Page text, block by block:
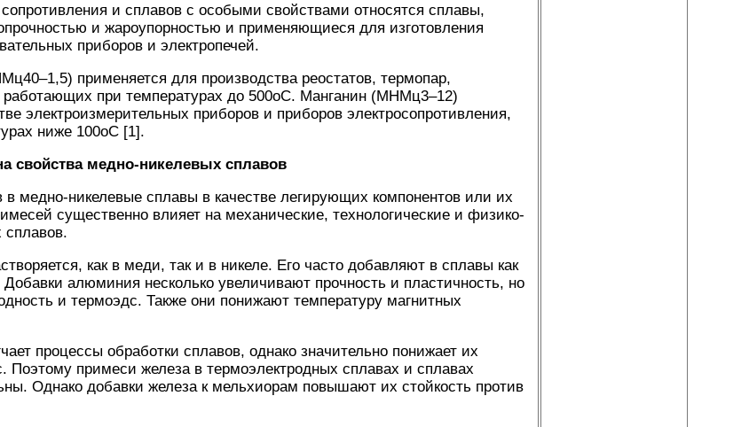
сопротивления и сплавов с особыми свойствами относятся сплавы,
и жароупорностью и применяющиеся для изготовления
приборов и электропечей.
применяется для производства реостатов, термопар,
работающих при температурах до 500оС. Манганин (МНМц3–12)
электроизмерительных приборов и приборов электросопротивления,
ниже 100оС [1].
свойства медно-никелевых сплавов
в медно-никелевые сплавы в качестве легирующих компонентов или их
существенно влияет на механические, технологические и физико-
сплавов.
как в меди, так и в никеле. Его часто добавляют в сплавы как
Добавки алюминия несколько увеличивают прочность и пластичность, но
и термоэдс. Также они понижают температуру магнитных
процессы обработки сплавов, однако значительно понижает их
Поэтому примеси железа в термоэлектродных сплавах и сплавах
Однако добавки железа к мельхиорам повышают их стойкость против